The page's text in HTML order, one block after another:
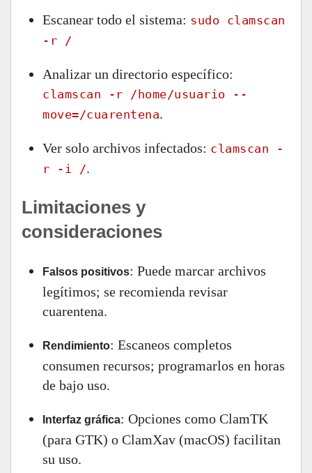
Escanear todo el sistema: sudo clamscan
-r /
Analizar un directorio específico:
clamscan -r /home/usuario --
move=/cuarentena.
Ver solo archivos infectados: clamscan -
r -i /.
Limitaciones y
consideraciones
Falsos positivos: Puede marcar archivos
legítimos; se recomienda revisar
cuarentena.
Rendimiento: Escaneos completos
consumen recursos; programarlos en horas
de bajo uso.
Interfaz gráfica: Opciones como ClamTK
(para GTK) o ClamXav (macOS) facilitan
su uso.